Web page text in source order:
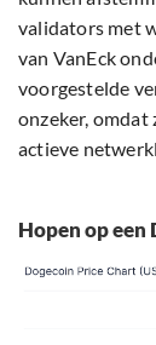
validators met
van VanEck
voorgestelde
onzeker, omdat
actieve
Hopen op een